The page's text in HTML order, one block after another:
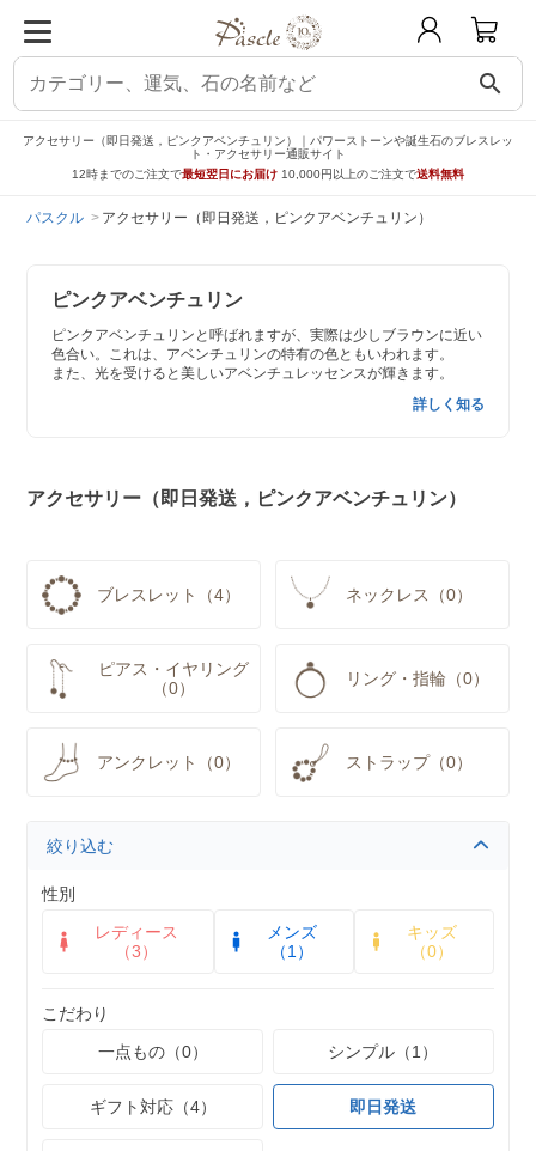
search
アクセサリー（即日発送，ピンクアベンチュリン）｜パワーストーンや誕生石のブレスレッ
ト・アクセサリー通販サイト
12時までのご注文で最短翌日にお届け 10,000円以上のご注文で送料無料
パスクル アクセサリー（即日発送，ピンクアベンチュリン）
ピンクアベンチュリン
ピンクアベンチュリンと呼ばれますが、実際は少しブラウンに近い
色合い。これは、アベンチュリンの特有の色ともいわれます。
また、光を受けると美しいアベンチュレッセンスが輝きます。
詳しく知る
アクセサリー（即日発送，ピンクアベンチュリン）
ブレスレット（4） ネックレス（0）
ピアス・イヤリング
（0）
リング・指輪（0）
アンクレット（0） ストラップ（0）
絞り込む
性別
レディース
（3）
メンズ
（1）
キッズ
（0）
こだわり
一点もの（0）
シンプル（1）
ギフト対応（4） 即日発送